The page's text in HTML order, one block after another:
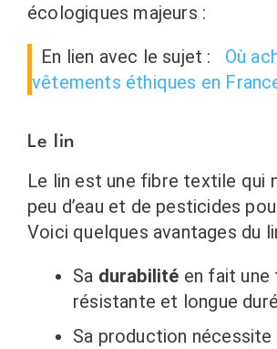
écologiques majeurs :
En lien avec le sujet :
Où
vêtements éthiques en
Le lin
Le lin est une fibre textile qui
peu d’eau et de pesticides
Voici quelques avantages du
Sa durabilité en fait une
résistante et longue
Sa production nécessite